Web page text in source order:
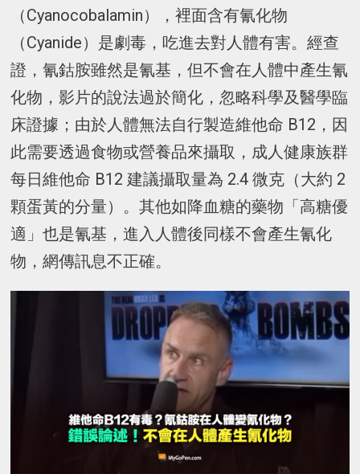
（Cyanocobalamin），裡面含有氰化物
（Cyanide）是劇毒，吃進去對人體有害。經查
證，氰鈷胺雖然是氰基，但不會在人體中產生氰
化物，影片的說法過於簡化，忽略科學及醫學臨
床證據；由於人體無法自行製造維他命 B12，因
此需要透過食物或營養品來攝取，成人健康族群
每日維他命 B12 建議攝取量為 2.4 微克（大約 2
顆蛋黃的分量）。其他如降血糖的藥物「高糖優
適」也是氰基，進入人體後同樣不會產生氰化
物，網傳訊息不正確。